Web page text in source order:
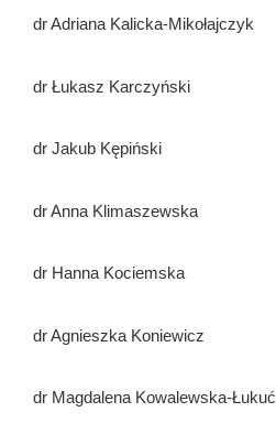
dr Adriana Kalicka-Mikołajczyk
dr Łukasz Karczyński
dr Jakub Kępiński
dr Anna Klimaszewska
dr Hanna Kociemska
dr Agnieszka Koniewicz
dr Magdalena Kowalewska-Łukuć